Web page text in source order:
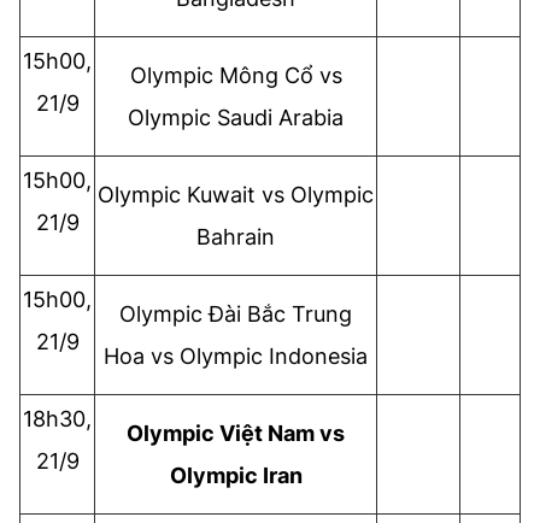
15h00,
21/9
OlympicMông Cổ vs
Olympic Saudi Arabia
15h00,
21/9
Olympic Kuwait vs Olympic
Bahrain
15h00,
21/9
OlympicĐài Bắc Trung
Hoa vs Olympic Indonesia
18h30,
21/9
Olympic Việt Nam vs
Olympic Iran